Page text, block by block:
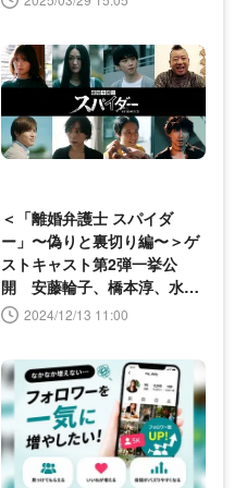
＜「離婚弁護士 スパイダ
ー」〜偽りと裏切り編〜＞ゲ
ストキャスト第2弾一挙公
開 安藤輪子、橋本淳、水谷
果穂らが出演
2024/12/13 11:00